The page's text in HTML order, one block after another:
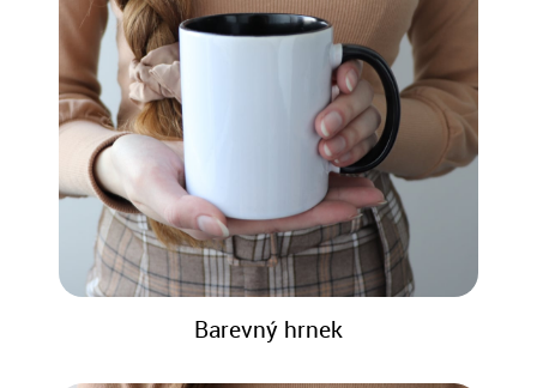
Barevný hrnek